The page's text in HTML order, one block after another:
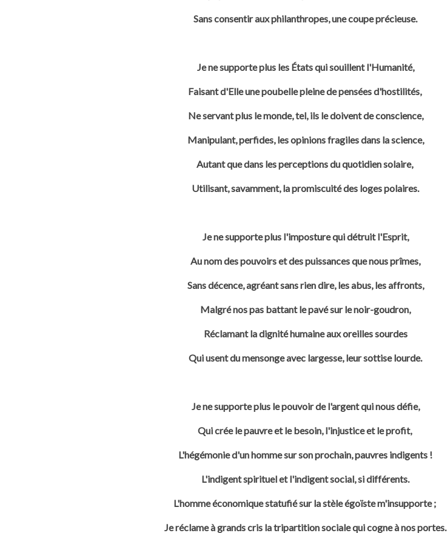
Sans consentir aux philanthropes, une coupe précieuse.
Je ne supporte plus les États qui souillent l'Humanité,
Faisant d'Elle une poubelle pleine de pensées d'hostilités,
Ne servant plus le monde, tel, ils le doivent de conscience,
Manipulant, perfides, les opinions fragiles dans la science,
Autant que dans les perceptions du quotidien solaire,
Utilisant, savamment, la promiscuité des loges polaires.
Je ne supporte plus l'imposture qui détruit l'Esprit,
Au nom des pouvoirs et des puissances que nous prîmes,
Sans décence, agréant sans rien dire, les abus, les affronts,
Malgré nos pas battant le pavé sur le noir-goudron,
Réclamant la dignité humaine aux oreilles sourdes
Qui usent du mensonge avec largesse, leur sottise lourde.
Je ne supporte plus le pouvoir de l'argent qui nous défie,
Qui crée le pauvre et le besoin, l'injustice et le profit,
L'hégémonie d'un homme sur son prochain, pauvres indigents !
L'indigent spirituel et l'indigent social, si différents.
L'homme économique statufié sur la stèle égoïste m'insupporte ;
Je réclame à grands cris la tripartition sociale qui cogne à nos portes.